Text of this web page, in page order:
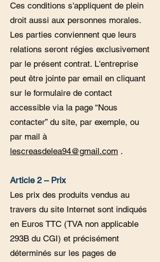
Ces conditions s'appliquent de plein
droit aussi aux personnes morales.
Les parties conviennent que leurs
relations seront régies exclusivement
par le présent contrat. L'entreprise
peut être jointe par email en cliquant
sur le formulaire de contact
accessible via la page “Nous
contacter” du site, par exemple, ou
par mail à
lescreasdelea94@gmail.com .
Article 2 – Prix
Les prix des produits vendus au
travers du site Internet sont indiqués
en Euros TTC (TVA non applicable
293B du CGI) et précisément
déterminés sur les pages de